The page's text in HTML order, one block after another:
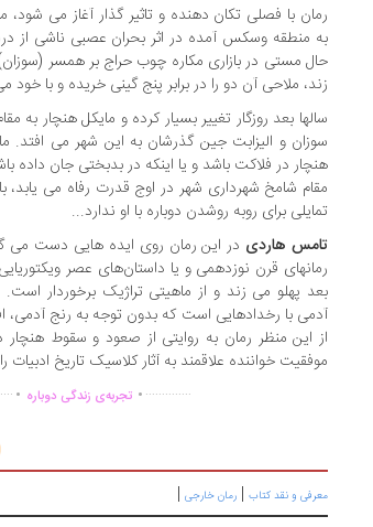
رمان با فصلی تکان دهنده و تاثیر گذار آغاز می شود،
به منطقه وسکس آمده در اثر بحران عصبی ناشی از
حال مستی در بازاری مکاره چوب حراج بر همسر
زند، ملاحی آن دو را در برابر پنج گینی خریده و با خود
سالها بعد روزگار تغییر بسیار کرده و مایکل هنچار به
سوزان و الیزابت جین گذرشان به این شهر می افتد.
هنچار در فلاکت باشد و یا اینکه در بدبختی جان داده
مقام شامخ شهرداری شهر در اوج قدرت رفاه می یابد،
تمایلی برای روبه روشدن دوباره با او ندارد...
تامس هاردی در این رمان روی ایده هایی دست می
رمانهای قرن نوزدهمی و یا داستان‌های عصر
بعد پهلو می زند و از ماهیتی تراژیک برخوردار
آدمی با رخدادهایی است که بدون توجه به رنج آدمی،
از این منظر رمان به روایتی از صعود و سقوط
موفقیت خواننده علاقمند به آثار کلاسیک تاریخ ادبیات
. تجربه‌ی زندگی دوباره...............
معرفی و نقد کتاب | رمان خارجی |